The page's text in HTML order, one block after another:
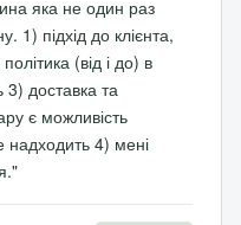
яка не один раз
1) підхід до клієнта,
(від і до) в
3) доставка та
є можливість
надходить 4) мені